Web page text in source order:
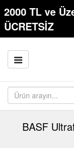
2000 TL ve
ÜCRETSİZ
BASF